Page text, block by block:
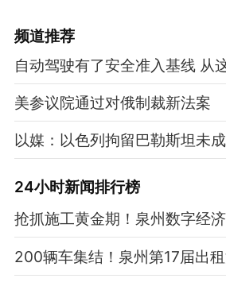
频道推荐
自动驾驶有了安全准入基线 从
美参议院通过对俄制裁新法案
以媒：以色列拘留巴勒斯坦未
24小时新闻排行榜